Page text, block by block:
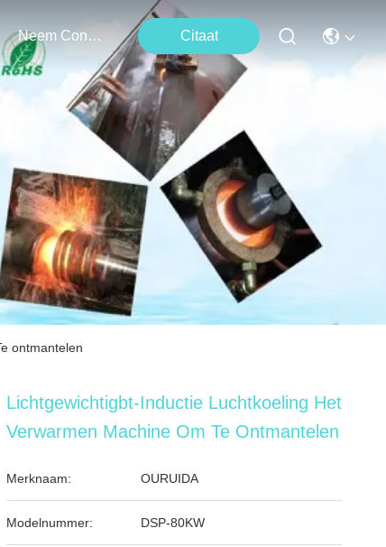
Neem Contact Met Ons Op Citaat
ontmantelen
Lichtgewichtigbt-Inductie Luchtkoeling Het
Verwarmen Machine Om Te Ontmantelen
Merknaam: OURUIDA
Modelnummer: DSP-80KW